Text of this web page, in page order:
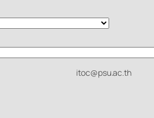
itoc@psu.ac.th